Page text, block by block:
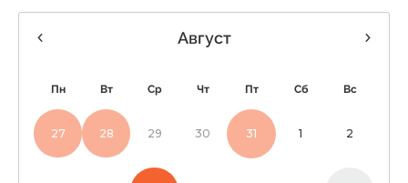
Август
Пн Вт Ср Чт Пт Сб Вс
27 28 29 30 31 1 2